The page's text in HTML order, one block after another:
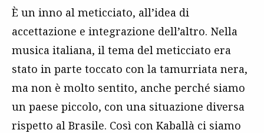
È un inno al meticciato, all’idea di
accettazione e integrazione dell’altro. Nella
musica italiana, il tema del meticciato era
stato in parte toccato con la tamurriata nera,
ma non è molto sentito, anche perché siamo
un paese piccolo, con una situazione diversa
rispetto al Brasile. Così con Kaballà ci siamo